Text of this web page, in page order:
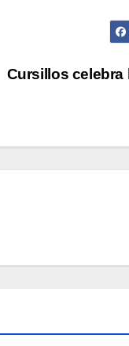
Cursillos celebra